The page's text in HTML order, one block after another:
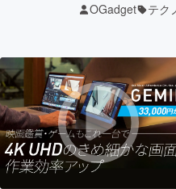
テクノロジー・ガ
映像・映画
OGadget テク